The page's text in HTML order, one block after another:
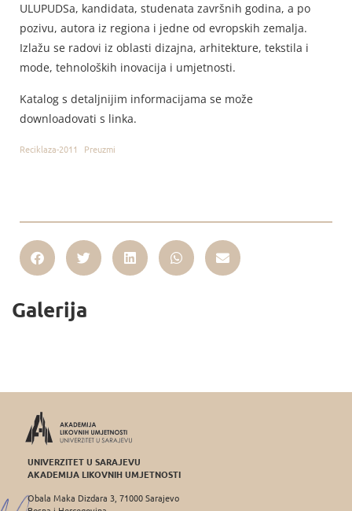
ULUPUDSa, kandidata, studenata završnih godina, a po
pozivu, autora iz regiona i jedne od evropskih zemalja.
Izlažu se radovi iz oblasti dizajna, arhitekture, tekstila i
mode, tehnoloških inovacija i umjetnosti.
Katalog s detaljnijim informacijama se može
downloadovati s linka.
Reciklaza-2011 Preuzmi
Galerija
UNIVERZITET U SARAJEVU
AKADEMIJA LIKOVNIH UMJETNOSTI
Obala Maka Dizdara 3, 71000 Sarajevo